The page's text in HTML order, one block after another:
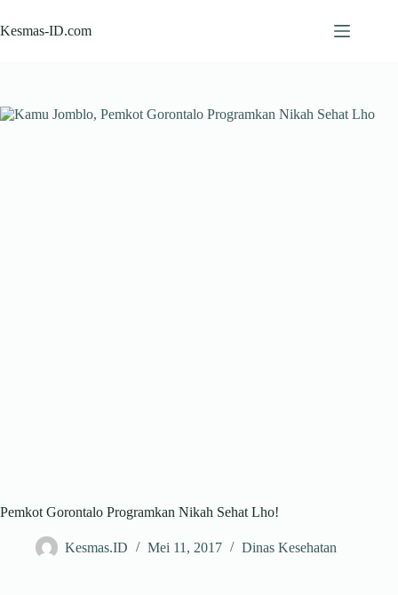
to
content
Kesmas-ID.com
Pemkot Gorontalo Programkan Nikah Sehat Lho!
Kesmas.ID Mei 11, 2017 Dinas Kesehatan